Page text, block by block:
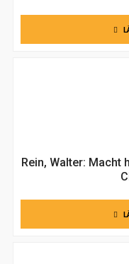
Rein, Walter: Macht